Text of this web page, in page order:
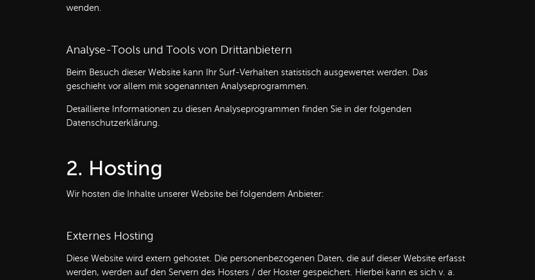
wenden.
Analyse-Tools und Tools von Dritt­anbietern
Beim Besuch dieser Website kann Ihr Surf-Verhalten statistisch ausgewertet werden. Das
geschieht vor allem mit sogenannten Analyseprogrammen.
Detaillierte Informationen zu diesen Analyseprogrammen finden Sie in der folgenden
Datenschutzerklärung.
2. Hosting
Wir hosten die Inhalte unserer Website bei folgendem Anbieter:
Externes Hosting
Diese Website wird extern gehostet. Die personenbezogenen Daten, die auf dieser Website erfasst
werden, werden auf den Servern des Hosters / der Hoster gespeichert. Hierbei kann es sich v. a.